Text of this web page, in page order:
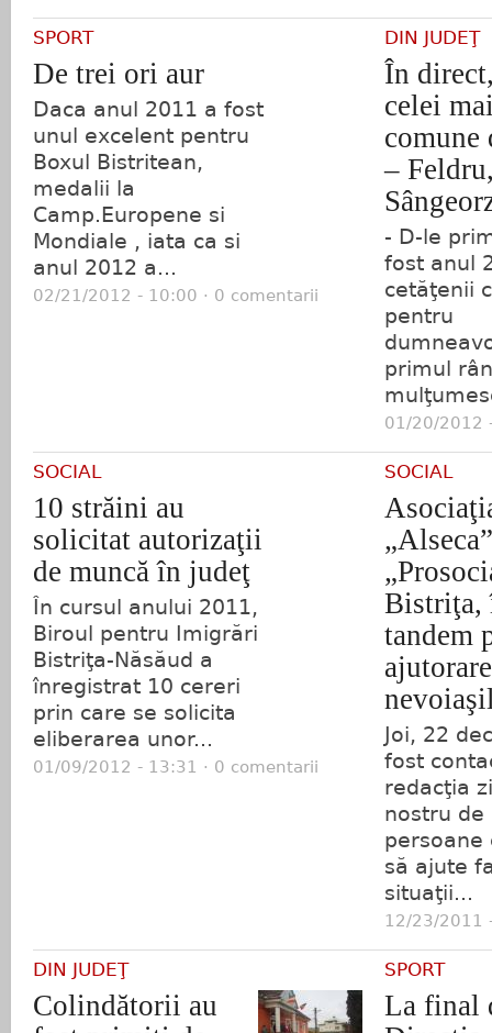
SPORT
De trei ori aur
Daca anul 2011 a fost
unul excelent pentru
Boxul Bistritean,
medalii la
Camp.Europene si
Mondiale , iata ca si
anul 2012 a...
02/21/2012 - 10:00 · 0 comentarii
DIN JUDEŢ
În
celei
comune
–
- D-le
fost anul
cetăţenii
pentru
primul
01/20/2012
SOCIAL
10 străini au
solicitat autorizaţii
de muncă în judeţ
În cursul anului 2011,
Biroul pentru Imigrări
Bistriţa-Năsăud a
înregistrat 10 cereri
prin care se solicita
eliberarea unor...
01/09/2012 - 13:31 · 0 comentarii
SOCIAL
Bistriţa,
tandem
Joi, 22
fost
redacţia
nostru de
persoane
să ajute
situaţii...
12/23/2011
DIN JUDEŢ
Colindătorii au
SPORT
La final